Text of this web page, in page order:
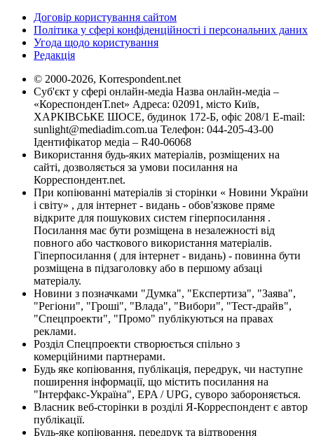
Договір користування сайтом
Політика у сфері конфіденційності і персональних даних
Угода щодо користування
Редакція
© 2000-2026, Korrespondent.net
Суб'єкт у сфері онлайн-медіа Назва онлайн-медіа –
«КореспонденТ.net» Адреса: 02091, місто Київ,
ХАРКІВСЬКЕ ШОСЕ, будинок 172-Б, офіс 208/1 E-mail:
sunlight@mediadim.com.ua Телефон: 044-205-43-00
Ідентифікатор медіа – R40-06068
Використання будь-яких матеріалів, розміщених на
сайті, дозволяється за умови посилання на
Корреспондент.net.
При копіюванні матеріалів зі сторінки « Новини України
і світу» , для інтернет - видань - обов'язкове пряме
відкрите для пошукових систем гіперпосилання .
Посилання має бути розміщена в незалежності від
повного або часткового використання матеріалів.
Гіперпосилання ( для інтернет - видань) - повинна бути
розміщена в підзаголовку або в першому абзаці
матеріалу.
Новини з позначками "Думка", "Експертиза", "Заява",
"Регіони", "Гроші", "Влада", "Вибори", "Тест-драйв",
"Спецпроекти", "Промо" публікуються на правах
реклами.
Розділ Спецпроекти створюється спільно з
комерційними партнерами.
Будь яке копіювання, публікація, передрук, чи наступне
поширення інформації, що містить посилання на
"Інтерфакс-Україна", EPA / UPG, суворо забороняється.
Власник веб-сторінки в розділі Я-Корреспондент є автор
публікації.
Будь-яке копіювання, передрук та відтворення